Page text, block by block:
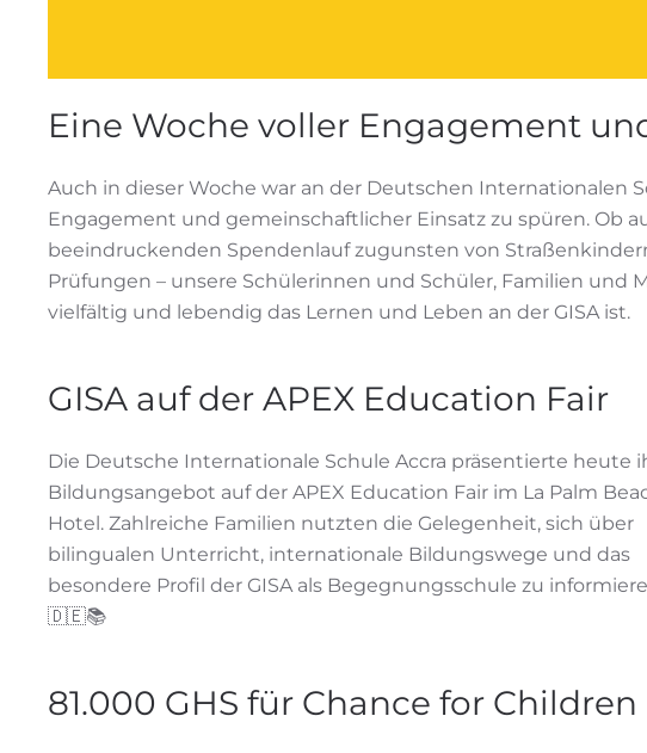
Eine Woche voller Engagement
Auch in dieser Woche war an der Deutschen Internationalen
Engagement und gemeinschaftlicher Einsatz zu spüren. Ob
beeindruckenden Spendenlauf zugunsten von
Prüfungen – unsere Schülerinnen und Schüler, Familien und
vielfältig und lebendig das Lernen und Leben an der GISA ist.
GISA auf der APEX Education Fair
Die Deutsche Internationale Schule Accra präsentierte heute
Bildungsangebot auf der APEX Education Fair im La Palm
Hotel. Zahlreiche Familien nutzten die Gelegenheit, sich über
bilingualen Unterricht, internationale Bildungswege und das
besondere Profil der GISA als Begegnungsschule zu
🇩🇪📚
81.000 GHS für Chance for Children